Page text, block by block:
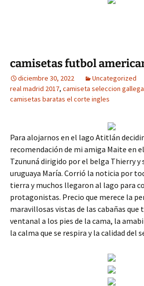
camisetas futbol
diciembre 30, 2022 Uncategorized
real madrid 2017, camiseta seleccion
camisetas baratas el corte ingles
Para alojarnos en el lago Atitlán
recomendación de mi amiga Maite en
Tzununá dirigido por el belga Thierry y
uruguaya María. Corrió la noticia por
tierra y muchos llegaron al lago para
protagonistas. Precio que merece la
maravillosas vistas de las cabañas que
ventanal a los pies de la cama, la
la calma que se respira y la calidad del